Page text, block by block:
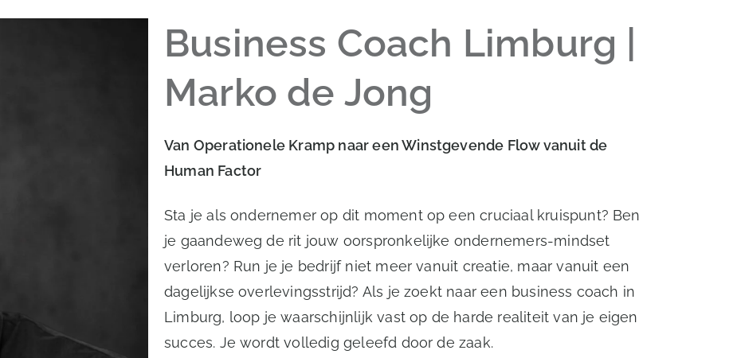
Business Coach Limburg |
Marko de Jong
Van Operationele Kramp naar een Winstgevende Flow vanuit de
Human Factor
Sta je als ondernemer op dit moment op een cruciaal kruispunt? Ben
je gaandeweg de rit jouw oorspronkelijke ondernemers-mindset
verloren? Run je je bedrijf niet meer vanuit creatie, maar vanuit een
dagelijkse overlevingsstrijd? Als je zoekt naar een business coach in
Limburg, loop je waarschijnlijk vast op de harde realiteit van je eigen
succes. Je wordt volledig geleefd door de zaak.